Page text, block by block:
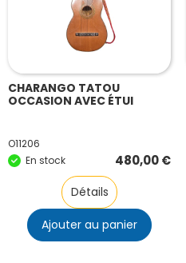
CHARANGO TATOU
OCCASION AVEC ÉTUI
O11206
En stock
480,00€
Détails
Ajouter au panier